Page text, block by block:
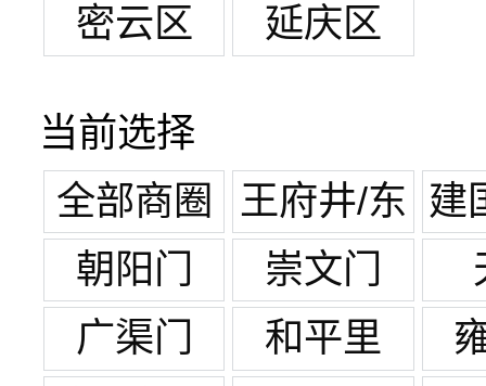
密云区
延庆区
当前选择
全部商圈
王府井/东
单
建
朝阳门 崇文门
广渠门
和平里